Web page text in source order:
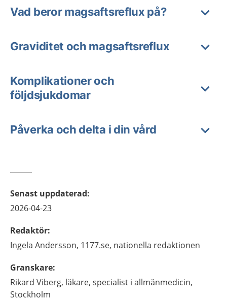
Vad beror magsaftsreflux på?
Graviditet och magsaftsreflux
Komplikationer och
följdsjukdomar
Påverka och delta i din vård
Senast uppdaterad:
2026-04-23
Redaktör:
Ingela Andersson, 1177.se, nationella redaktionen
Granskare:
Rikard Viberg, läkare, specialist i allmänmedicin,
Stockholm